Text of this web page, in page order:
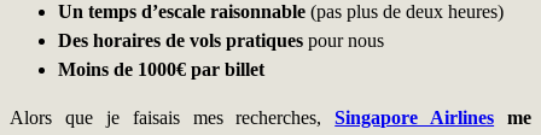
Un temps d’escale raisonnable (pas plus de deux heures)
Des horaires de vols pratiques pour nous
Moins de 1000€ par billet
Alors que je faisais mes recherches,Singapore Airlines me